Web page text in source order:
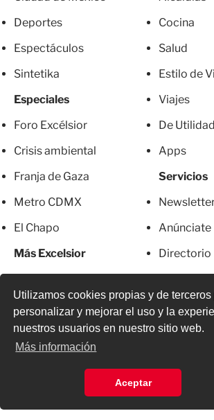
Utilizamos cookies propias y de terceros
personalizar y mejorar el uso y la
nuestros usuarios en nuestro sitio web.
Más información
Aceptar
Deportes
Espectáculos
Sintetika
Especiales
Foro Excélsior
Crisis ambiental
Franja de Gaza
Metro CDMX
El Chapo
Más Excelsior
Cocina
Salud
Estilo de
Viajes
De Utilidad
Apps
Servicios
Anúnciate
Directorio
© 2026 Todos los derechos reservados.
o parcial, incluyendo cualquier medio